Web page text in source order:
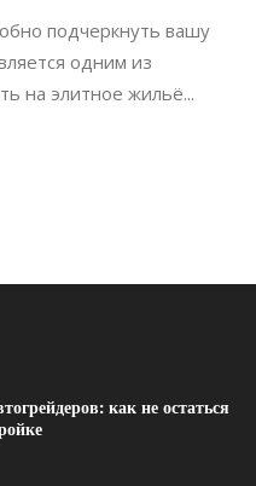
подчеркнуть вашу
одним из
на элитное жильё...
как не остаться